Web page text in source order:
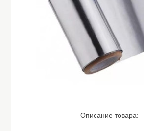
Описание товара: